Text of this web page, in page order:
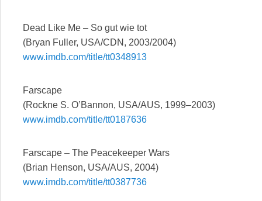
Dead Like Me – So gut wie tot
(Bryan Fuller, USA/CDN, 2003/2004)
www.imdb.com/title/tt0348913
Farscape
(Rockne S. O’Bannon, USA/AUS, 1999–2003)
www.imdb.com/title/tt0187636
Farscape – The Peacekeeper Wars
(Brian Henson, USA/AUS, 2004)
www.imdb.com/title/tt0387736